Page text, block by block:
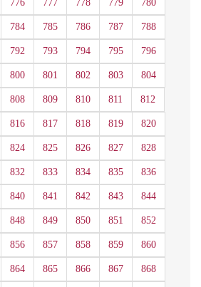
776 777 778 779 780
784 785 786 787 788
792 793 794 795 796
800 801 802 803 804
808 809 810 811 812
816 817 818 819 820
824 825 826 827 828
832 833 834 835 836
840 841 842 843 844
848 849 850 851 852
856 857 858 859 860
864 865 866 867 868